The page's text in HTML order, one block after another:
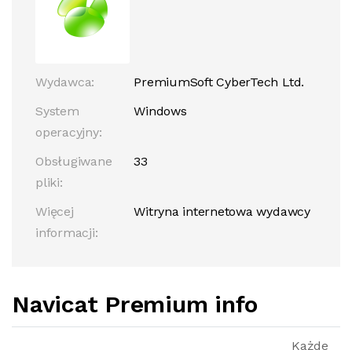
Wydawca:
PremiumSoft CyberTech Ltd.
System
operacyjny:
Windows
Obsługiwane
pliki:
33
Więcej
informacji:
Witryna internetowa wydawcy
Navicat Premium info
Każde